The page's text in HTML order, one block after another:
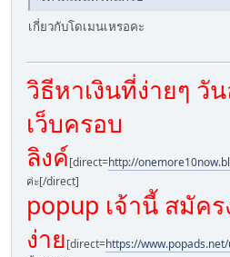
เกี่ยวกับโดเมนเหรอคะ
วิธีหาเงินที่ง่ายๆ วั
เว็บครอบ
ลิงค์[direct=http://
ค่ะ[/direct]
popup เจ้านี้ สมัคร
ง่าย[direct=https://